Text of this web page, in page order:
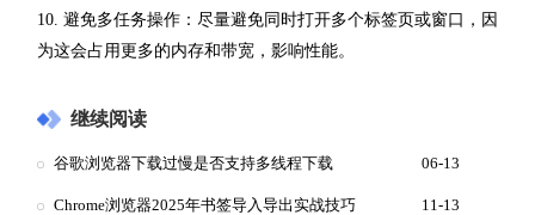
10. 避免多任务操作：尽量避免同时打开多个标签页或窗口，因
为这会占用更多的内存和带宽，影响性能。
继续阅读
谷歌浏览器下载过慢是否支持多线程下载 06-13
Chrome浏览器2025年书签导入导出实战技巧 11-13